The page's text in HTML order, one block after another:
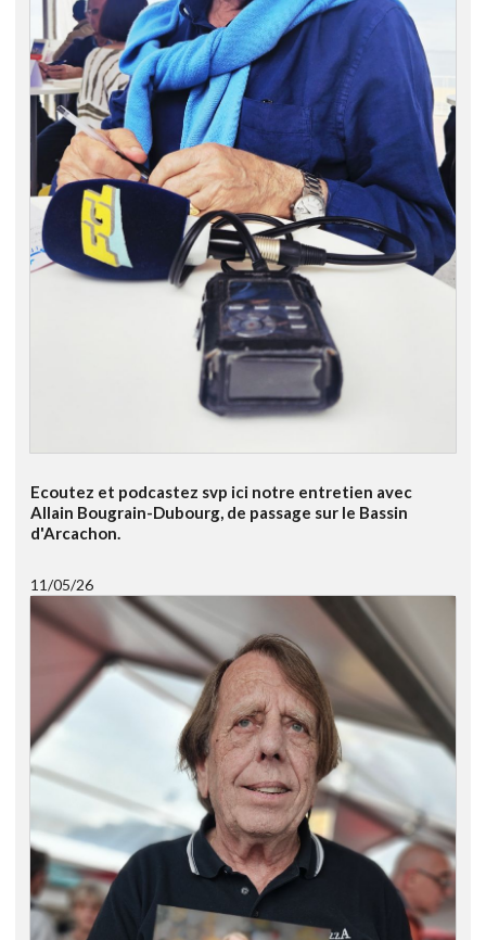
Ecoutez et podcastez svp ici notre entretien avec
Allain Bougrain-Dubourg, de passage sur le Bassin
d'Arcachon.
11/05/26